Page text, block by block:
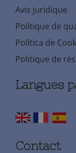
Avis juridique
Politique de
Política de
Politique de
Langues
Contact